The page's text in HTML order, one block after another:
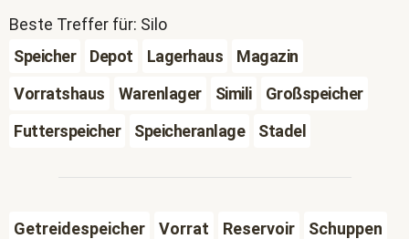
Beste Treffer für: Silo
Speicher
Depot Lagerhaus
Magazin
Vorratshaus
Warenlager Simili
Großspeicher
Futterspeicher
Speicheranlage Stadel
Getreidespeicher Vorrat Reservoir
Schuppen